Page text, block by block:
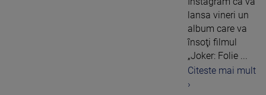
lansa vineri un
album care va
însoţi filmul
„Joker: Folie ...
Citeste mai mult
›